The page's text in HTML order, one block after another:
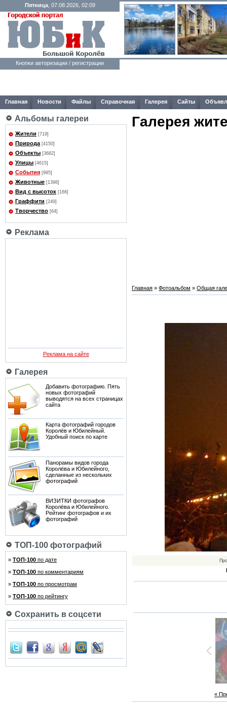
Пятница, 07.08.2026, 02:09
Кнопки авторизации / регистрации
Главная Новости Файлы Справочная Галерея Сайты
Альбомы галереи
Жители [719]
Природа [4150]
Объекты [3682]
Улицы [4615]
События [995]
Животные [1398]
Вид с высоток [166]
Граффити [249]
Творчество [64]
Реклама
Реклама на сайте
Галерея
Добавить фотографию. Пять
новых фотографий
выводятся на всех страницах
сайта
Карта фотографий городов
Королёв и Юбилейный.
Удобный поиск по карте
Панорамы видов города
Королёва и Юбилейного,
сделанные из нескольких
фотографий
ВИЗИТКИ фотографов
Королёва и Юбилейного.
Рейтинг фотографов и их
фотографий
ТОП-100 фотографий
» ТОП-100 по дате
» ТОП-100 по комментариям
» ТОП-100 по просмотрам
» ТОП-100 по рейтингу
Сохранить в соцсети
Галерея
Главная » Фотоальбом » Общая
«